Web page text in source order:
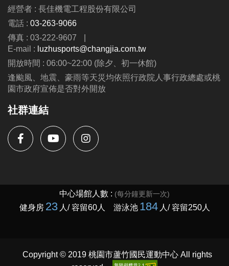
經營者 : 長佳機電工程股份有限公司
電話 : 03-263-9066
傳真 : 03-222-9607
|
E-mail : luzhusports@changjia.com.tw
開放時間 : 06:00~22:00 (除夕、初一休館)
逢颱風、地震、豪雨等天災均依照行政院人事行政總處或桃
園市政府宣佈是否對外開放
社群連結
Copyright © 2019 桃園市蘆竹國民運動中心 All rights